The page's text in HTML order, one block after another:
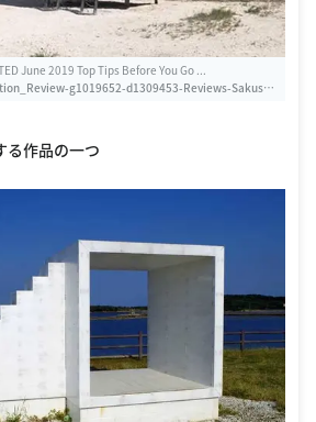
June 2019 Top Tips Before You Go ...
g1019652-d1309453-Reviews-Sakushi
る作品の一つ